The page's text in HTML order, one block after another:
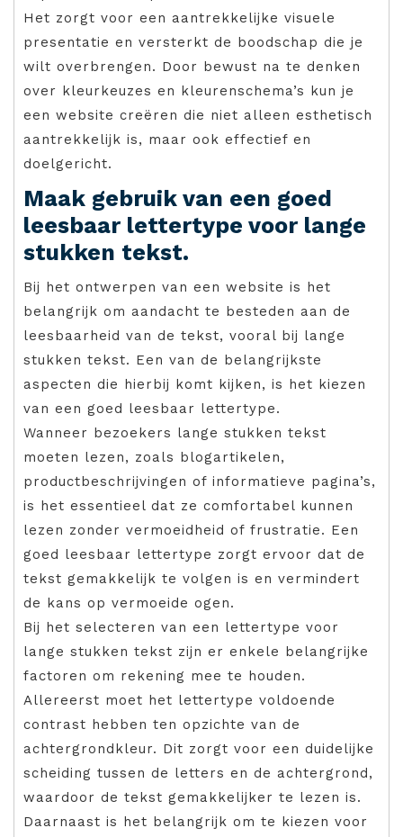
Het zorgt voor een aantrekkelijke visuele
presentatie en versterkt de boodschap die je
wilt overbrengen. Door bewust na te denken
over kleurkeuzes en kleurenschema’s kun je
een website creëren die niet alleen esthetisch
aantrekkelijk is, maar ook effectief en
doelgericht.
Maak gebruik van een goed
leesbaar lettertype voor lange
stukken tekst.
Bij het ontwerpen van een website is het
belangrijk om aandacht te besteden aan de
leesbaarheid van de tekst, vooral bij lange
stukken tekst. Een van de belangrijkste
aspecten die hierbij komt kijken, is het kiezen
van een goed leesbaar lettertype.
Wanneer bezoekers lange stukken tekst
moeten lezen, zoals blogartikelen,
productbeschrijvingen of informatieve pagina’s,
is het essentieel dat ze comfortabel kunnen
lezen zonder vermoeidheid of frustratie. Een
goed leesbaar lettertype zorgt ervoor dat de
tekst gemakkelijk te volgen is en vermindert
de kans op vermoeide ogen.
Bij het selecteren van een lettertype voor
lange stukken tekst zijn er enkele belangrijke
factoren om rekening mee te houden.
Allereerst moet het lettertype voldoende
contrast hebben ten opzichte van de
achtergrondkleur. Dit zorgt voor een duidelijke
scheiding tussen de letters en de achtergrond,
waardoor de tekst gemakkelijker te lezen is.
Daarnaast is het belangrijk om te kiezen voor